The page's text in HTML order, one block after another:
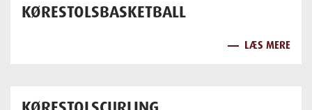
KØRESTOLSBASKETBALL
LÆS MERE